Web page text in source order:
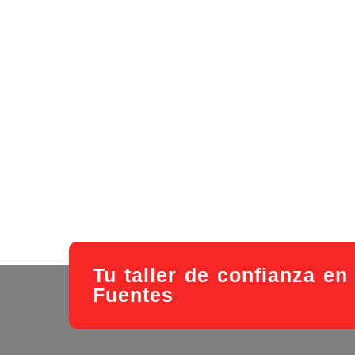
Tu taller de confianza en
Fuentes